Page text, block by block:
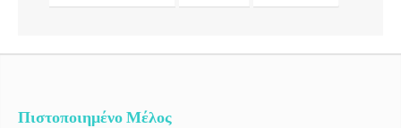
Πιστοποιημένο Μέλος